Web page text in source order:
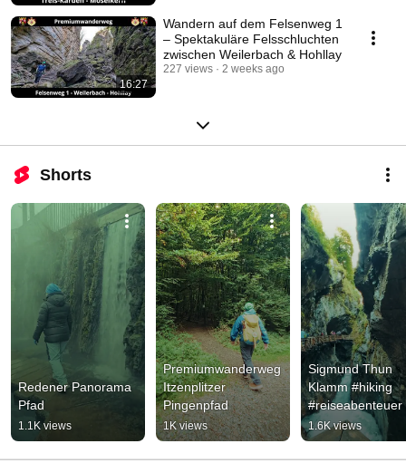
16:27
Wandern auf dem Felsenweg 1
– Spektakuläre Felsschluchten
zwischen Weilerbach & Hohllay
227 views 2 weeks ago
Shorts
Redener Panorama
Pfad
1.1K views
Premiumwanderweg
Itzenplitzer
Pingenpfad
1K views
Sigmund Thun
Klamm #hiking
#reiseabenteuer
#österreich
1.6K views